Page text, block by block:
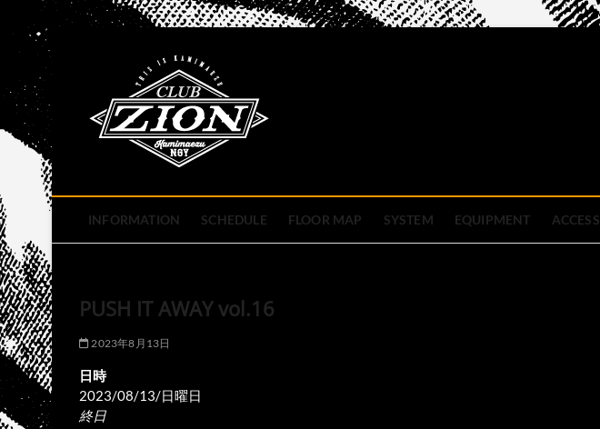
content
INFORMATION SCHEDULE FLOOR MAP SYSTEM EQUIPMENT ACCESS
PUSH IT AWAY vol.16
2023年8月13日
日時
2023/08/13/日曜日
終日